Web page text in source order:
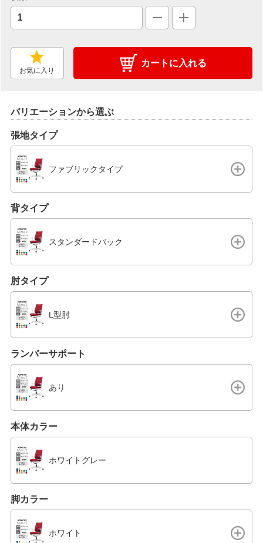
お気に入り
カートに入れる
バリエーションから選ぶ
張地タイプ
ファブリックタイプ
背タイプ
スタンダードバック
肘タイプ
L型肘
ランバーサポート
あり
本体カラー
ホワイトグレー
脚カラー
ホワイト